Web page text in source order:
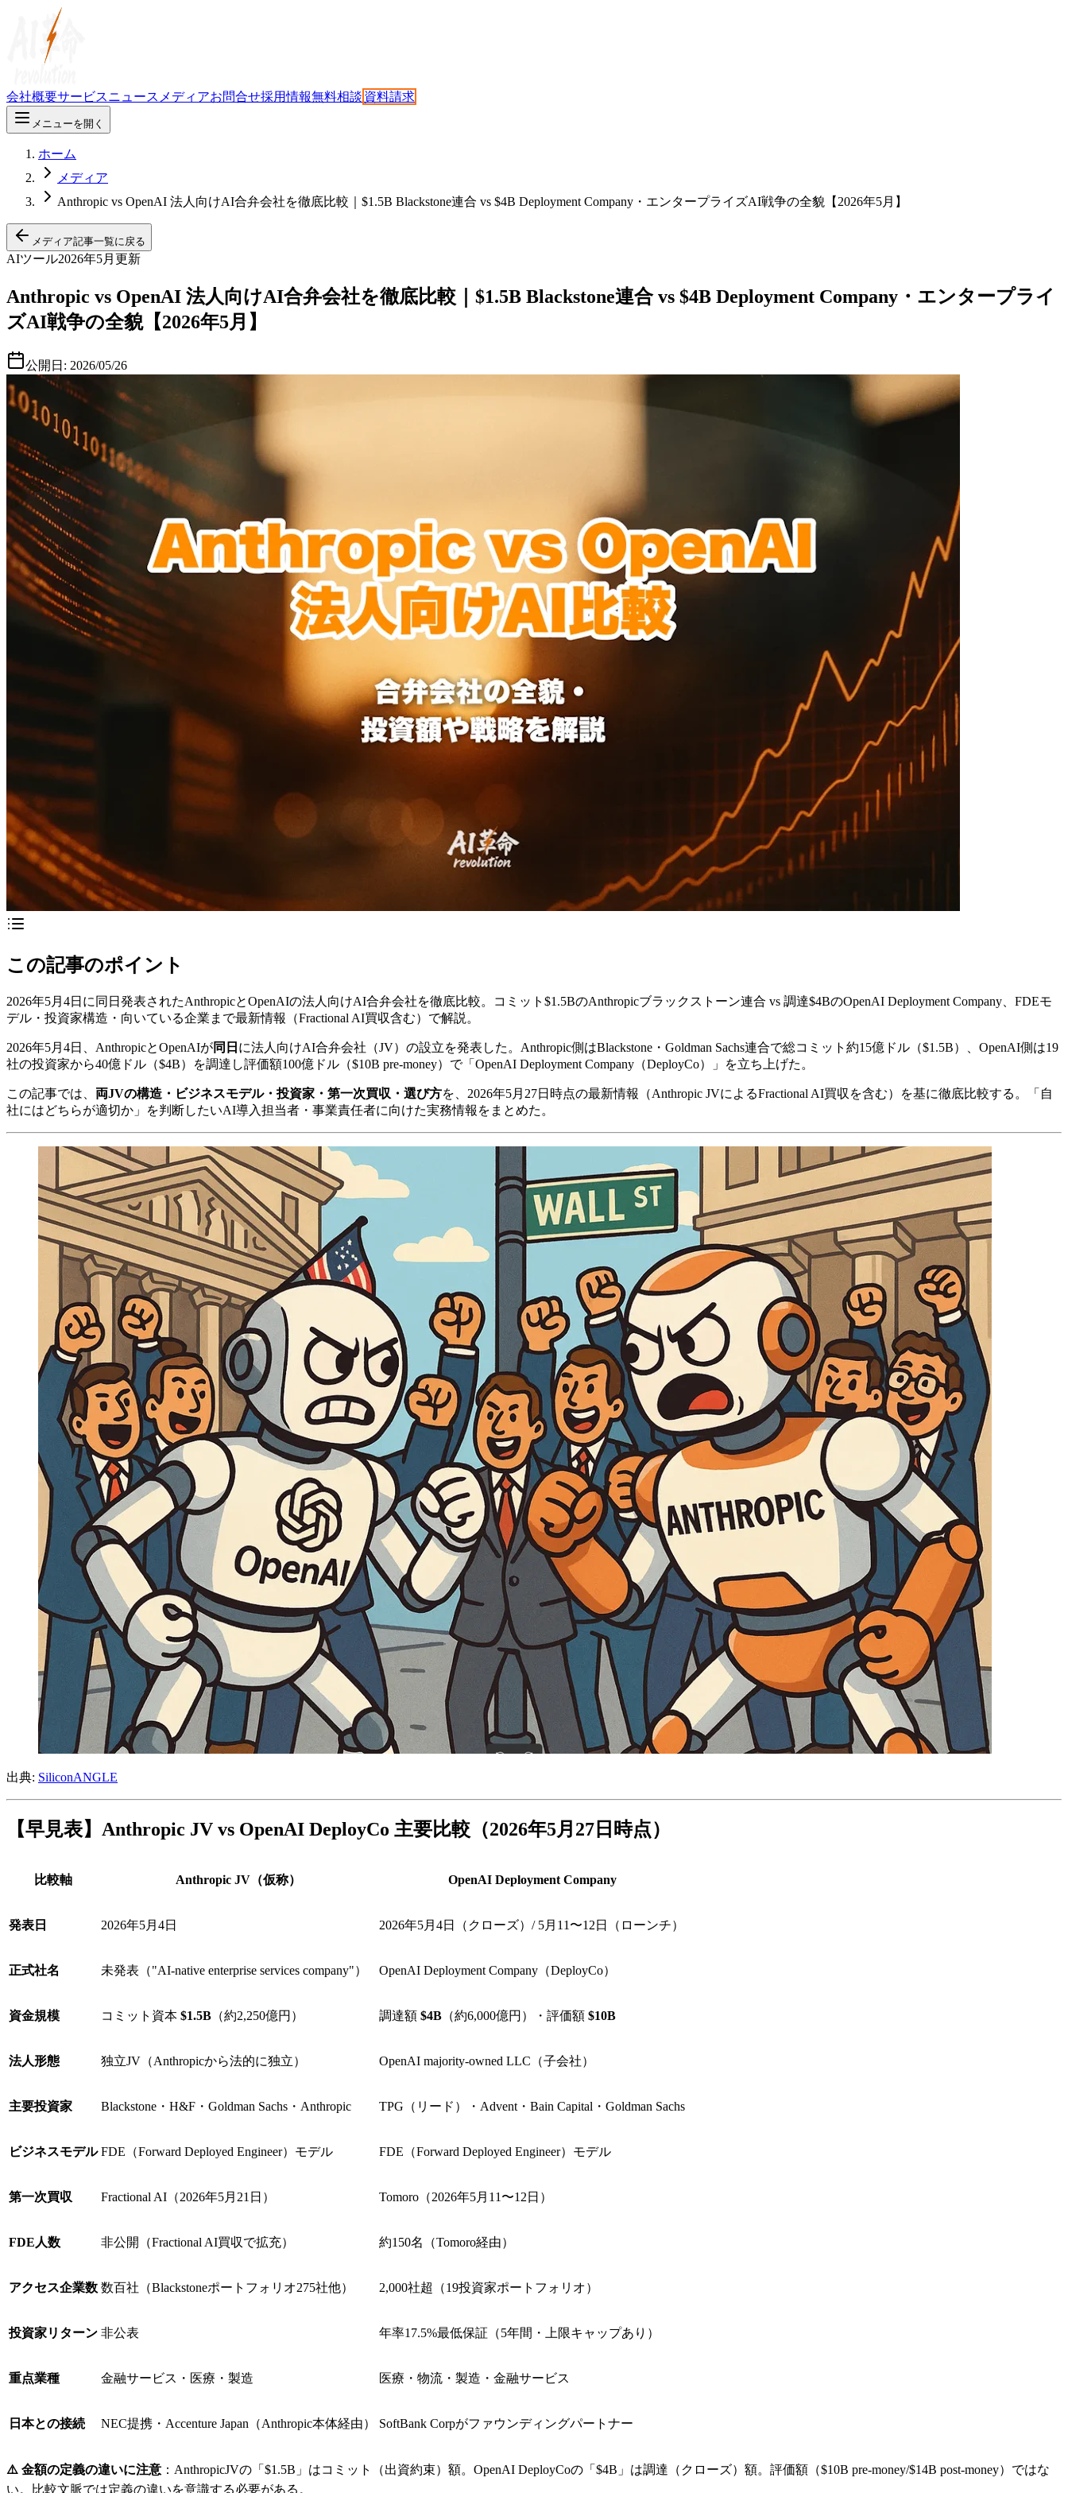
会社概要サービスニュース メディアお問合せ採用情報無料相談 資料請求
メニューを開く
ホーム
メディア
Anthropic vs OpenAI 法人向けAI合弁会社を徹底比較｜$1.5B Blackstone連合 vs $4B Deployment Company・エンタープライズAI戦争の全貌【2026年5月】
メディア記事一覧に戻る
AIツール2026年5月更新
Anthropic vs OpenAI 法人向けAI合弁会社を徹底比較｜$1.5B Blackstone連合 vs $4B Deployment Company・エンタープライ
ズAI戦争の全貌【2026年5月】
公開日: 2026/05/26
この記事のポイント
2026年5月4日に同日発表されたAnthropicとOpenAIの法人向けAI合弁会社を徹底比較。コミット$1.5BのAnthropicブラックストーン連合 vs 調達$4BのOpenAI Deployment Company、FDEモ
デル・投資家構造・向いている企業まで最新情報（Fractional AI買収含む）で解説。
2026年5月4日、AnthropicとOpenAIが同日 に法人向けAI合弁会社（JV）の設立を発表した。Anthropic側はBlackstone・Goldman Sachs連合で総コミット約15億ドル（$1.5B）、OpenAI側は19
社の投資家から40億ドル（$4B）を調達し評価額100億ドル（$10B pre-money）で「OpenAI Deployment Company（DeployCo）」を立ち上げた。
この記事では、 両JVの構造・ビジネスモデル・投資家・第一次買収・選び方を、2026年5月27日時点の最新情報（Anthropic JVによるFractional AI買収を含む）を基に徹底比較する。「自
社にはどちらが適切か」を判断したいAI導入担当者・事業責任者に向けた実務情報をまとめた。
出典: SiliconANGLE
【早見表】Anthropic JV vs OpenAI DeployCo 主要比較（2026年5月27日時点）
比較軸 Anthropic JV（仮称） OpenAI Deployment Company
発表日 2026年5月4日 2026年5月4日（クローズ）/ 5月11〜12日（ローンチ）
正式社名 未発表（"AI-native enterprise services company"） OpenAI Deployment Company（DeployCo）
資金規模 コミット資本 $1.5B （約2,250億円） 調達額 $4B （約6,000億円）・評価額 $10B
法人形態 独立JV（Anthropicから法的に独立） OpenAI majority-owned LLC（子会社）
主要投資家 Blackstone・H&F・Goldman Sachs・Anthropic TPG（リード）・Advent・Bain Capital・Goldman Sachs
ビジネスモデル FDE（Forward Deployed Engineer）モデル FDE（Forward Deployed Engineer）モデル
第一次買収 Fractional AI（2026年5月21日） Tomoro（2026年5月11〜12日）
FDE人数 非公開（Fractional AI買収で拡充） 約150名（Tomoro経由）
アクセス企業数 数百社（Blackstoneポートフォリオ275社他） 2,000社超（19投資家ポートフォリオ）
投資家リターン 非公表 年率17.5%最低保証（5年間・上限キャップあり）
重点業種 金融サービス・医療・製造 医療・物流・製造・金融サービス
日本との接続 NEC提携・Accenture Japan（Anthropic本体経由） SoftBank Corpがファウンディングパートナー
⚠️ 金額の定義の違いに注意 ：AnthropicJVの「$1.5B」はコミット（出資約束）額。OpenAI DeployCoの「$4B」は調達（クローズ）額。評価額（$10B pre-money/$14B post-money）ではな
い。比較文脈では定義の違いを意識する必要がある。